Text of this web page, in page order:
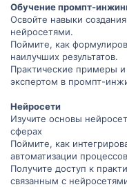
Обучение промпт-
Освойте навыки
нейросетями.
Поймите, как
наилучших результатов.
Практические примеры
экспертом в промпт-
Нейросети
Изучите основы
сферах
Поймите, как
автоматизации
Получите доступ к
связанным с